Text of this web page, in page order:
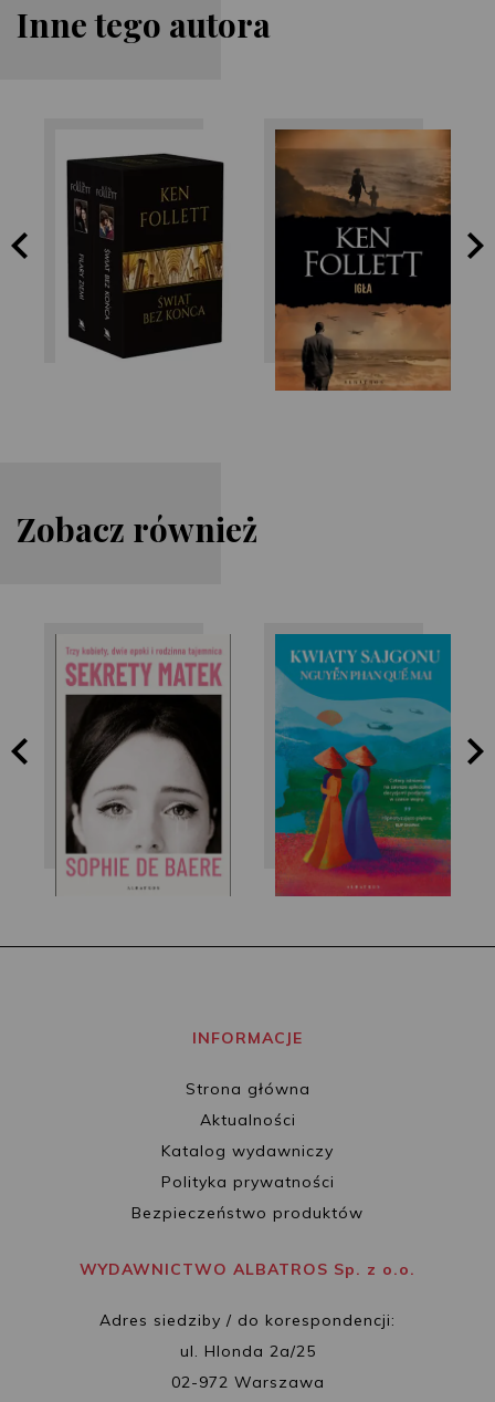
Inne tego autora
Ken Follett
Ken Follett
Zobacz również
Sophie de Baere
Nguyễn Phan Quế
Mai
INFORMACJE
Strona główna
Aktualności
Katalog wydawniczy
Polityka prywatności
Bezpieczeństwo produktów
WYDAWNICTWO ALBATROS Sp. z o.o.
Adres siedziby / do korespondencji:
ul. Hlonda 2a/25
02-972 Warszawa